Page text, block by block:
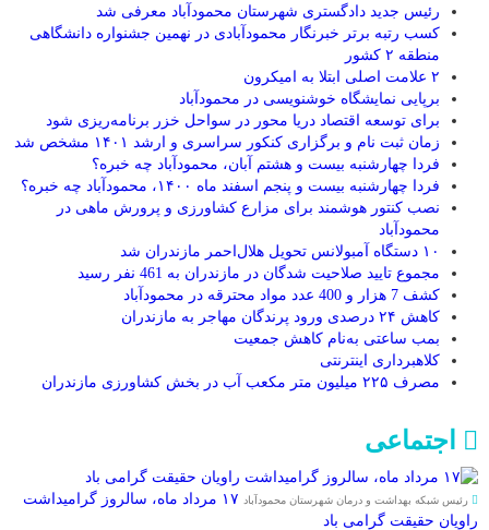
رئیس جدید دادگستری شهرستان محمودآباد معرفی شد
کسب رتبه برتر خبرنگار محمودآبادی در نهمین جشنواره دانشگاهی
منطقه ۲ کشور
۲ علامت اصلی ابتلا به امیکرون
برپایی نمایشگاه خوشنویسی در محمودآباد
برای توسعه اقتصاد دریا محور در سواحل خزر برنامه‌ریزی شود
زمان ثبت نام و برگزاری کنکور سراسری و ارشد ۱۴۰۱ مشخص شد
فردا چهارشنبه بیست و هشتم آبان، محمودآباد چه خبره؟
فردا چهارشنبه بیست و پنجم اسفند ماه ۱۴۰۰، محمودآباد چه خبره؟
نصب کنتور هوشمند برای مزارع کشاورزی و پرورش ماهی در
محمودآباد
۱۰ دستگاه آمبولانس تحویل هلال‌احمر مازندران شد
مجموع تایید صلاحیت شدگان در مازندران به 461 نفر رسید
کشف 7 هزار و 400 عدد مواد محترقه در محمودآباد
کاهش ۲۴ درصدی ورود پرندگان مهاجر به مازندران
بمب ساعتی به‌نام کاهش جمعیت
کلاهبرداری اینترنتی
مصرف ۲۲۵ میلیون متر مکعب آب در بخش کشاورزی مازندران
اجتماعی
رئیس شبکه بهداشت و درمان شهرستان محمودآباد
۱۷ مرداد ماه، سالروز گرامیداشت
راویان حقیقت گرامی باد